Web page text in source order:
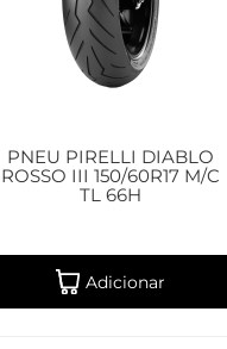
PNEU PIRELLI DIABLO
ROSSO III 150/60R17 M/C
TL 66H
Adicionar